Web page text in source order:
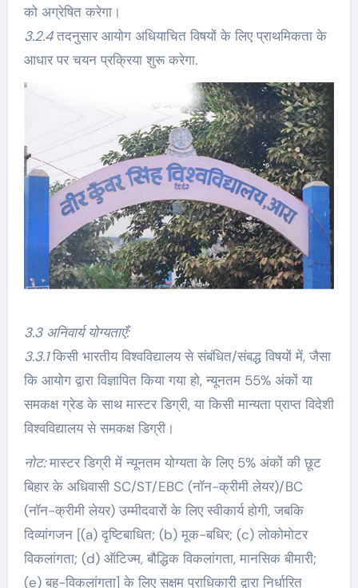
को अग्रेषित करेगा।
3.2.4तदनुसार आयोग अधियाचित विषयों के लिए प्राथमिकता के
आधार पर चयन प्रक्रिया शुरू करेगा.
3.3 अनिवार्य योग्यताएँ:
3.3.1किसी भारतीय विश्वविद्यालय से संबंधित/संबद्ध विषयों में, जैसा
कि आयोग द्वारा विज्ञापित किया गया हो, न्यूनतम 55% अंकों या
समकक्ष ग्रेड के साथ मास्टर डिग्री, या किसी मान्यता प्राप्त विदेशी
विश्वविद्यालय से समकक्ष डिग्री।
नोट:मास्टर डिग्री में न्यूनतम योग्यता के लिए 5% अंकों की छूट
बिहार के अधिवासी SC/ST/EBC (नॉन-क्रीमी लेयर)/BC
(नॉन-क्रीमी लेयर) उम्मीदवारों के लिए स्वीकार्य होगी, जबकि
दिव्यांगजन [(a) दृष्टिबाधित; (b) मूक-बधिर; (c) लोकोमोटर
विकलांगता; (d) ऑटिज्म, बौद्धिक विकलांगता, मानसिक बीमारी;
(e) बहु-विकलांगता] के लिए सक्षम प्राधिकारी द्वारा निर्धारित